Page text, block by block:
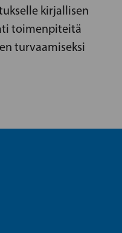
kirjallisen
toimenpiteitä
turvaamiseksi